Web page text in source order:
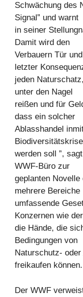
Schwächung des
Signal” und warnt
in seiner
Damit wird den
Verbauern Tür
letzter
jeden
unter den Nagel
reißen und für
dass ein solcher
Ablasshandel
werden soll ”,
WWF-Büro zur
geplanten
mehrere Bereiche
umfassende
Konzernen wie
die Hände, die
Bedingungen von
Naturschutz-
freikaufen können.
Der WWF